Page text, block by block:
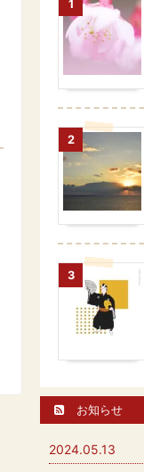
1
2
3
お知らせ
2024.05.13